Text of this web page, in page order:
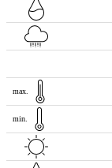
max.
min.